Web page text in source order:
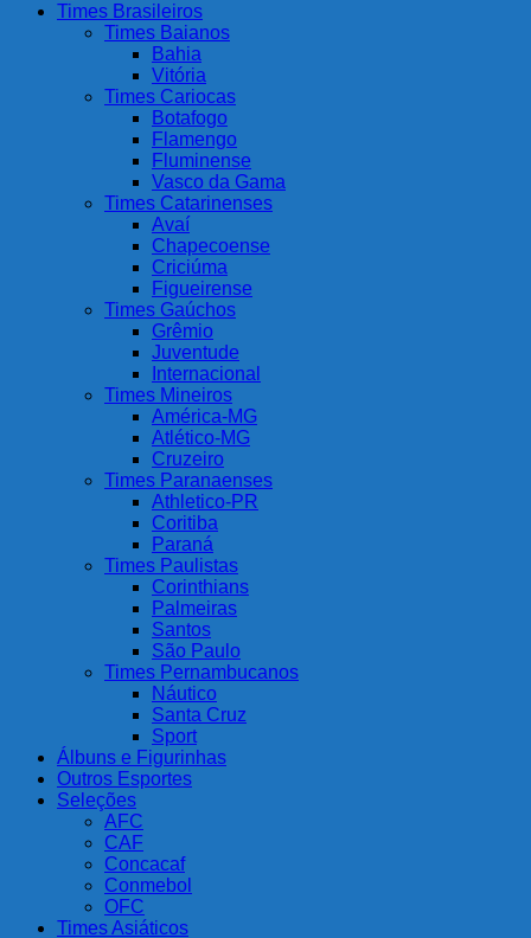
Times Brasileiros
Times Baianos
Bahia
Vitória
Times Cariocas
Botafogo
Flamengo
Fluminense
Vasco da Gama
Times Catarinenses
Avaí
Chapecoense
Criciúma
Figueirense
Times Gaúchos
Grêmio
Juventude
Internacional
Times Mineiros
América-MG
Atlético-MG
Cruzeiro
Times Paranaenses
Athletico-PR
Coritiba
Paraná
Times Paulistas
Corinthians
Palmeiras
Santos
São Paulo
Times Pernambucanos
Náutico
Santa Cruz
Sport
Álbuns e Figurinhas
Outros Esportes
Seleções
AFC
CAF
Concacaf
Conmebol
OFC
Times Asiáticos